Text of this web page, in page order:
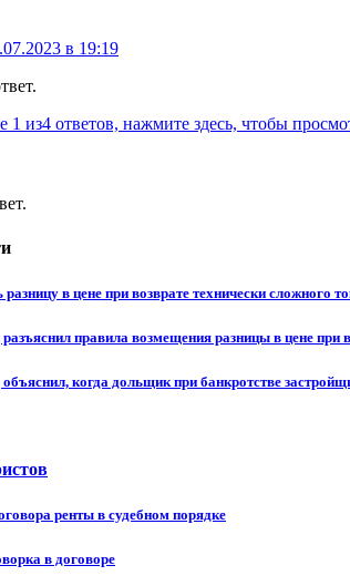
в 19:19
1 из4 ответов, нажмите здесь, чтобы
в цене при возврате технически сложного
правила возмещения разницы в цене при
когда дольщик при банкротстве
ренты в судебном порядке
в договоре